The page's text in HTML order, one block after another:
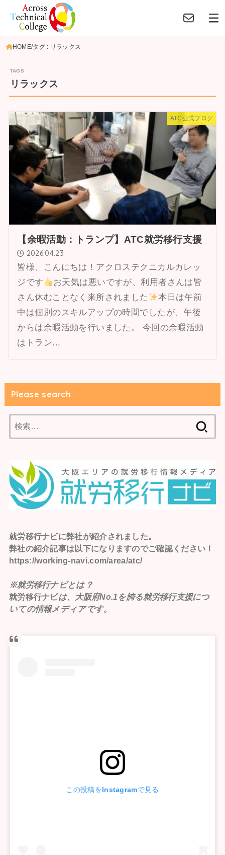
HOME タグ : リラックス
リラックス
ATC公式ブログ
【余暇活動：トランプ】ATC就労移行支援
2026.04.23
皆様、こんにちは！アクロステクニカルカレッ
ジです
お天気は悪いですが、利用者さんは皆
さん休むことなく来所されました
本日は午前
中は個別のスキルアップの時間でしたが、午後
からは余暇活動を行いました。 今回の余暇活動
はトラン...
Please search
索:
就労移行ナビに弊社が紹介されました。
弊社の紹介記事は以下になりますのでご確認ください！
https://working-navi.com/area/atc/
※就労移行ナビとは？
就労移行ナビは、大阪府No.1を誇る就労移行支援につ
いての情報メディアです。
この投稿をInstagramで見る